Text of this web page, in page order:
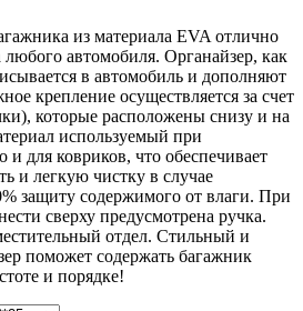
из материала EVA отлично
автомобиля. Органайзер, как
в автомобиль и дополняют
крепление осуществляется за счет
которые расположены снизу и на
используемый при
и для ковриков, что обеспечивает
и легкую чистку в случае
защиту содержимого от влаги. При
сверху предусмотрена ручка.
отдел. Стильный и
поможет содержать багажник
и порядке!